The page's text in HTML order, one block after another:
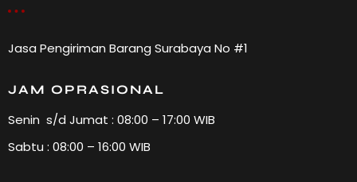
Jasa Pengiriman Barang Surabaya No #1
JAM OPRASIONAL
Senin s/d Jumat : 08:00 – 17:00 WIB
Sabtu : 08:00 – 16:00 WIB